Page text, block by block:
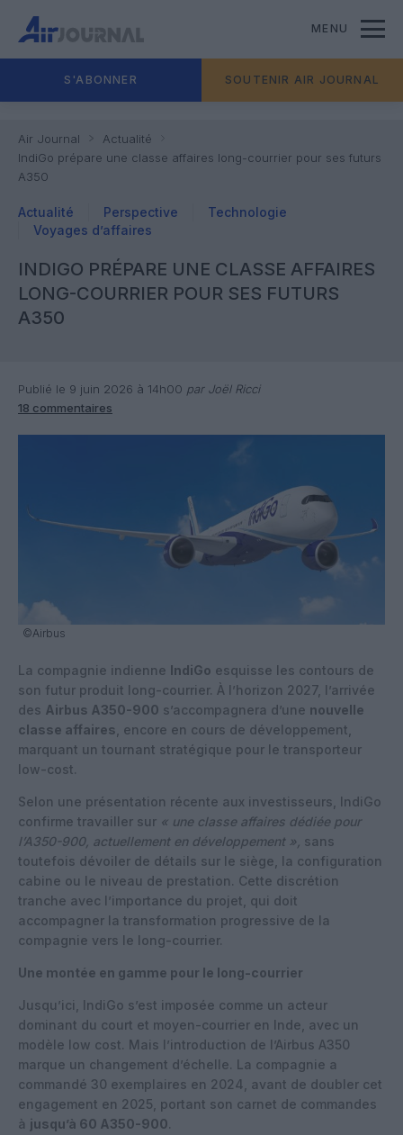
MENU
S'ABONNER SOUTENIR AIR JOURNAL
Air Journal
Actualité
IndiGo prépare une classe affaires long-courrier pour ses futurs
A350
Actualité Perspective
Technologie
Voyages d’affaires
INDIGO PRÉPARE UNE CLASSE AFFAIRES
LONG-COURRIER POUR SES FUTURS
A350
Publié le 9 juin 2026 à 14h00 par Joël Ricci
18 commentaires
©Airbus
La compagnie indienne IndiGo esquisse les contours de
son futur produit long-courrier. À l’horizon 2027, l’arrivée
des Airbus A350-900 s’accompagnera d’une nouvelle
classe affaires , encore en cours de développement,
marquant un tournant stratégique pour le transporteur
low-cost.
Selon une présentation récente aux investisseurs, IndiGo
confirme travailler sur « une classe affaires dédiée pour
l’A350-900, actuellement en développement », sans
toutefois dévoiler de détails sur le siège, la configuration
cabine ou le niveau de prestation. Cette discrétion
tranche avec l’importance du projet, qui doit
accompagner la transformation progressive de la
compagnie vers le long-courrier.
Une montée en gamme pour le long-courrier
Jusqu’ici, IndiGo s’est imposée comme un acteur
dominant du court et moyen-courrier en Inde, avec un
modèle low cost. Mais l’introduction de l’Airbus A350
marque un changement d’échelle. La compagnie a
commandé 30 exemplaires en 2024, avant de doubler cet
engagement en 2025, portant son carnet de commandes
à jusqu’à 60 A350-900.